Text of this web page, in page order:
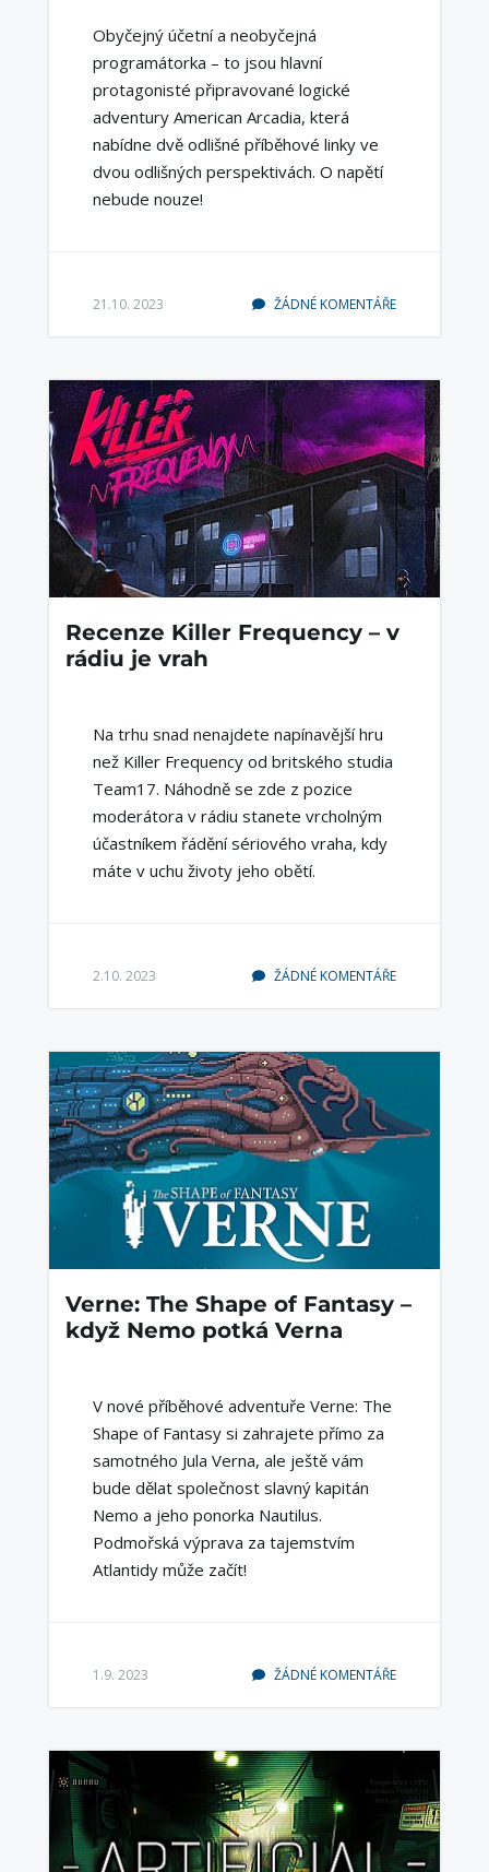
Obyčejný účetní a neobyčejná
programátorka – to jsou hlavní
protagonisté připravované logické
adventury American Arcadia, která
nabídne dvě odlišné příběhové linky ve
dvou odlišných perspektivách. O napětí
nebude nouze!
21.10. 2023 ŽÁDNÉ KOMENTÁŘE
Recenze Killer Frequency – v
rádiu je vrah
Na trhu snad nenajdete napínavější hru
než Killer Frequency od britského studia
Team17. Náhodně se zde z pozice
moderátora v rádiu stanete vrcholným
účastníkem řádění sériového vraha, kdy
máte v uchu životy jeho obětí.
2.10. 2023 ŽÁDNÉ KOMENTÁŘE
Verne: The Shape of Fantasy –
když Nemo potká Verna
V nové příběhové adventuře Verne: The
Shape of Fantasy si zahrajete přímo za
samotného Jula Verna, ale ještě vám
bude dělat společnost slavný kapitán
Nemo a jeho ponorka Nautilus.
Podmořská výprava za tajemstvím
Atlantidy může začít!
1.9. 2023 ŽÁDNÉ KOMENTÁŘE